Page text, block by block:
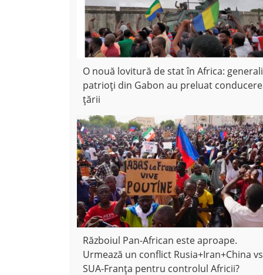
O nouă lovitură de stat în Africa:
patrioți din Gabon au preluat
țării
Războiul Pan-African este aproape.
Urmează un conflict Rusia+Iran+China vs
SUA-Franța pentru controlul Africii?